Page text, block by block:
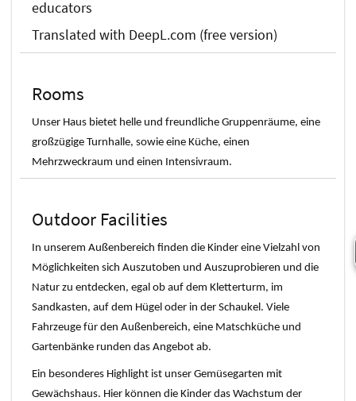
educators
Translated with DeepL.com (free version)
Rooms
Unser Haus bietet helle und freundliche Gruppenräume, eine
großzügige Turnhalle, sowie eine Küche, einen
Mehrzweckraum und einen Intensivraum.
Outdoor Facilities
In unserem Außenbereich finden die Kinder eine Vielzahl von
Möglichkeiten sich Auszutoben und Auszuprobieren und die
Natur zu entdecken, egal ob auf dem Kletterturm, im
Sandkasten, auf dem Hügel oder in der Schaukel. Viele
Fahrzeuge für den Außenbereich, eine Matschküche und
Gartenbänke runden das Angebot ab.
Ein besonderes Highlight ist unser Gemüsegarten mit
Gewächshaus. Hier können die Kinder das Wachstum der